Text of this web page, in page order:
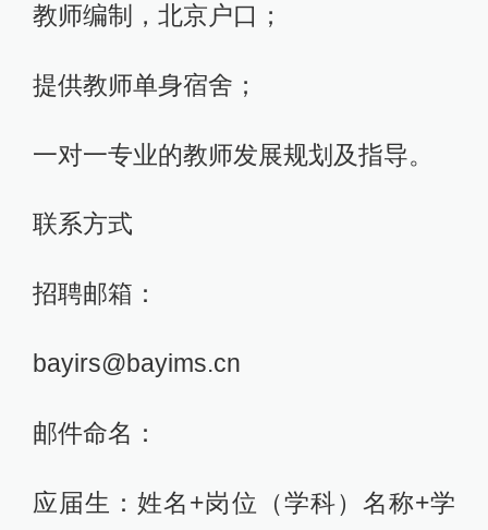
教师编制，北京户口；
提供教师单身宿舍；
一对一专业的教师发展规划及指导。
联系方式
招聘邮箱：
bayirs@bayims.cn
邮件命名：
应届生：姓名+岗位（学科）名称+学